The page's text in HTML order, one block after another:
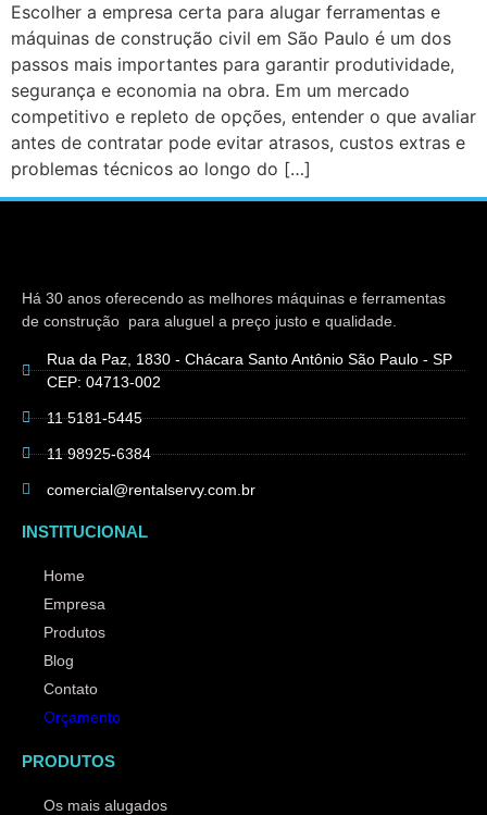
Escolher a empresa certa para alugar ferramentas e
máquinas de construção civil em São Paulo é um dos
passos mais importantes para garantir produtividade,
segurança e economia na obra. Em um mercado
competitivo e repleto de opções, entender o que avaliar
antes de contratar pode evitar atrasos, custos extras e
problemas técnicos ao longo do […]
Há 30 anos oferecendo as melhores máquinas e ferramentas
de construção para aluguel a preço justo e qualidade.
Rua da Paz, 1830 - Chácara Santo Antônio São Paulo - SP
CEP: 04713-002
11 5181-5445
11 98925-6384
comercial@rentalservy.com.br
INSTITUCIONAL
Home
Empresa
Produtos
Blog
Contato
Orçamento
PRODUTOS
Os mais alugados